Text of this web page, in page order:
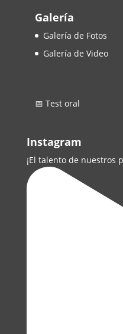
Galería
Galería de Fotos
Galería de Video
📅 Test oral
Instagram
¡El talento de nuestros